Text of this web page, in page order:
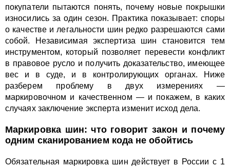
покупатели пытаются понять, почему новые покрышки
износились за один сезон. Практика показывает: споры
о качестве и легальности шин редко разрешаются сами
собой. Независимая экспертиза шин становится тем
инструментом, который позволяет перевести конфликт
в правовое русло и получить доказательство, имеющее
вес и в суде, и в контролирующих органах. Ниже
разберем проблему в двух измерениях —
маркировочном и качественном — и покажем, в каких
случаях заключение эксперта изменит исход дела.
Маркировка шин: что говорит закон и почему
одним сканированием кода не обойтись
Обязательная маркировка шин действует в России с 1